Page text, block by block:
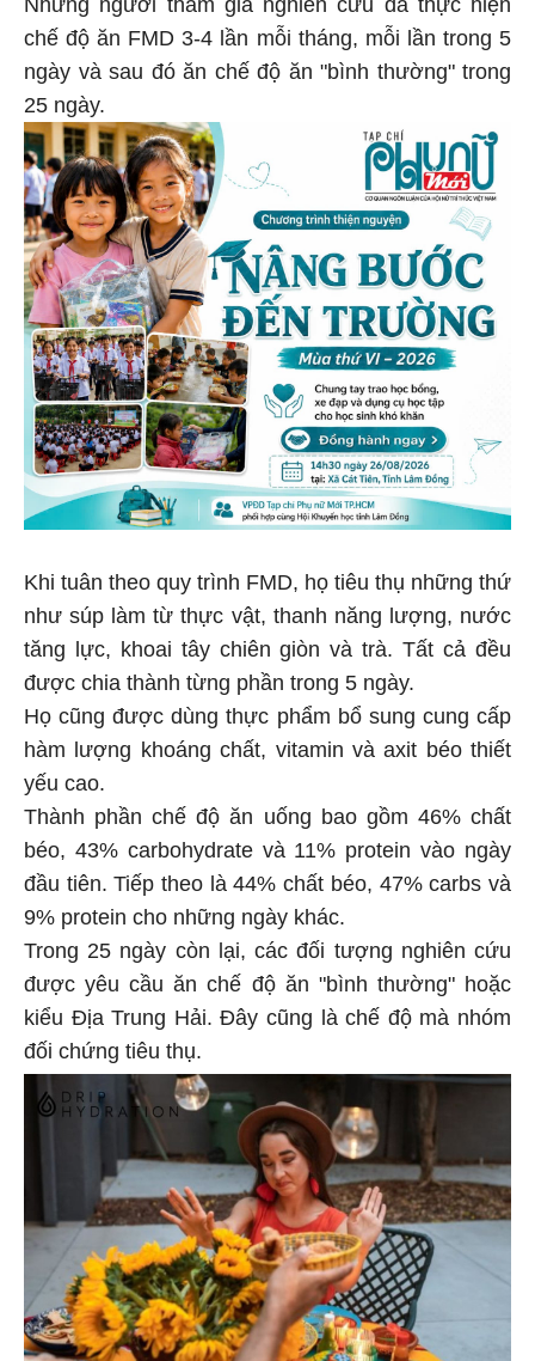
chế độ ăn FMD 3-4 lần mỗi tháng, mỗi lần trong 5
ngày và sau đó ăn chế độ ăn "bình thường" trong
25 ngày.
Khi tuân theo quy trình FMD, họ tiêu thụ những thứ
như súp làm từ thực vật, thanh năng lượng, nước
tăng lực, khoai tây chiên giòn và trà. Tất cả đều
được chia thành từng phần trong 5 ngày.
Họ cũng được dùng thực phẩm bổ sung cung cấp
hàm lượng khoáng chất, vitamin và axit béo thiết
yếu cao.
Thành phần chế độ ăn uống bao gồm 46% chất
béo, 43% carbohydrate và 11% protein vào ngày
đầu tiên. Tiếp theo là 44% chất béo, 47% carbs và
9% protein cho những ngày khác.
Trong 25 ngày còn lại, các đối tượng nghiên cứu
được yêu cầu ăn chế độ ăn "bình thường" hoặc
kiểu Địa Trung Hải. Đây cũng là chế độ mà nhóm
đối chứng tiêu thụ.